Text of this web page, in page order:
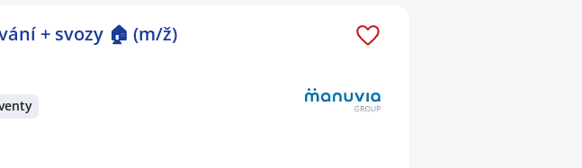
+ svozy 🏠 (m/ž)